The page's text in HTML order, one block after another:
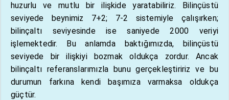
huzurlu ve mutlu bir ilişkide yaratabiliriz. Bilinçüstü
seviyede beynimiz 7+2; 7-2 sistemiyle çalışırken;
bilinçaltı seviyesinde ise saniyede 2000 veriyi
işlemektedir. Bu anlamda baktığımızda, bilinçüstü
seviyede bir ilişkiyi bozmak oldukça zordur. Ancak
bilinçaltı referanslarımızla bunu gerçekleştiririz ve bu
durumun farkına kendi başımıza varmaksa oldukça
güçtür.